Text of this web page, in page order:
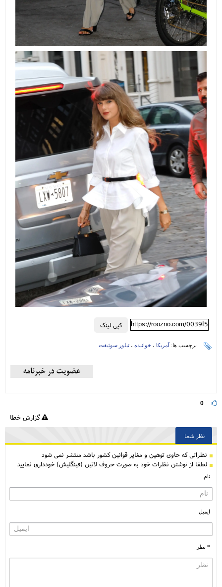
کپی لینک https://roozno.com/0039I5
برچسب ها: آمریکا ، خواننده ، تیلور سوئیفت
0
گزارش خطا
نظر شما
نظراتی كه حاوی توهین و مغایر قوانین کشور باشد منتشر نمی شود
لطفا از نوشتن نظرات خود به صورت حروف لاتین (فینگلیش) خودداری نمایید
نام
ایمیل
* نظر